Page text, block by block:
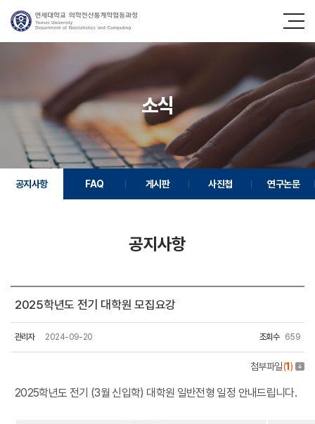
소식
공지사항 FAQ 게시판 사진첩 연구논문
공지사항
2025학년도 전기 대학원 모집요강
관리자 2024-09-20 조회수 659
첨부파일(1 )
2025학년도 전기 (3월 신입학) 대학원 일반전형 일정 안내드립니다.